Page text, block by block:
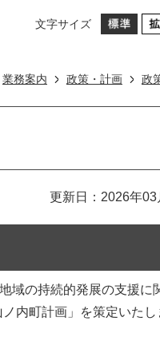
文字サイズ
業務案内 政策・計画 政
更新日：2026年03
域の持続的発展の支援に
内町計画」を策定いたし